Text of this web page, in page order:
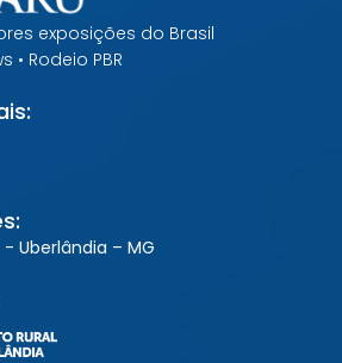
exposições do Brasil
• Rodeio PBR
Uberlândia – MG